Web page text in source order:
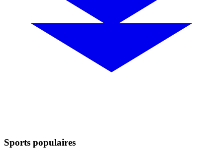
Sports populaires